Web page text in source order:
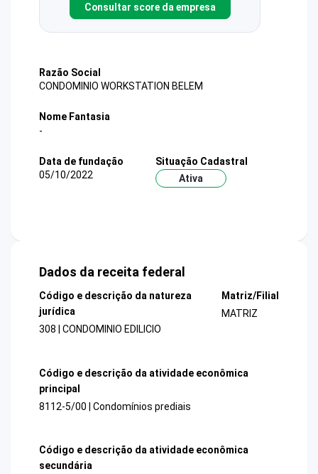
Consultar score da empresa
Razão Social
CONDOMINIO WORKSTATION BELEM
Nome Fantasia
-
Data de fundação
05/10/2022
Situação Cadastral
Ativa
Dados da receita federal
Código e descrição da natureza
jurídica
308 | CONDOMINIO EDILICIO
Matriz/Filial
MATRIZ
Código e descrição da atividade econômica
principal
8112-5/00 | Condomínios prediais
Código e descrição da atividade econômica
secundária